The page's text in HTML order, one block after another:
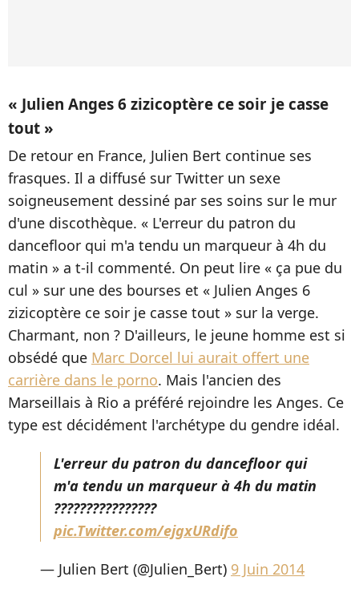
« Julien Anges 6 zizicoptère ce soir je casse
tout »
De retour en France, Julien Bert continue ses
frasques. Il a diffusé sur Twitter un sexe
soigneusement dessiné par ses soins sur le mur
d'une discothèque. « L'erreur du patron du
dancefloor qui m'a tendu un marqueur à 4h du
matin » a t-il commenté. On peut lire « ça pue du
cul » sur une des bourses et « Julien Anges 6
zizicoptère ce soir je casse tout » sur la verge.
Charmant, non ? D'ailleurs, le jeune homme est si
obsédé que Marc Dorcel lui aurait offert une
carrière dans le porno. Mais l'ancien des
Marseillais à Rio a préféré rejoindre les Anges. Ce
type est décidément l'archétype du gendre idéal.
L'erreur du patron du dancefloor qui
m'a tendu un marqueur à 4h du matin
????????????????
pic.Twitter.com/ejgxURdifo
— Julien Bert (@Julien_Bert) 9 Juin 2014